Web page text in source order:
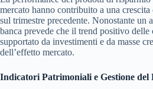
mercato hanno contribuito a una
sul trimestre precedente. Nonostante un
banca prevede che il trend positivo
supportato da investimenti e da masse
dell’effetto mercato.
Indicatori Patrimoniali e Gestione del